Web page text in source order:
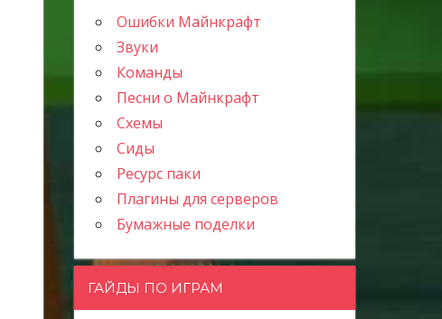
Ошибки Майнкрафт
Звуки
Команды
Песни о Майнкрафт
Схемы
Сиды
Ресурс паки
Плагины для серверов
Бумажные поделки
ГАЙДЫ ПО ИГРАМ